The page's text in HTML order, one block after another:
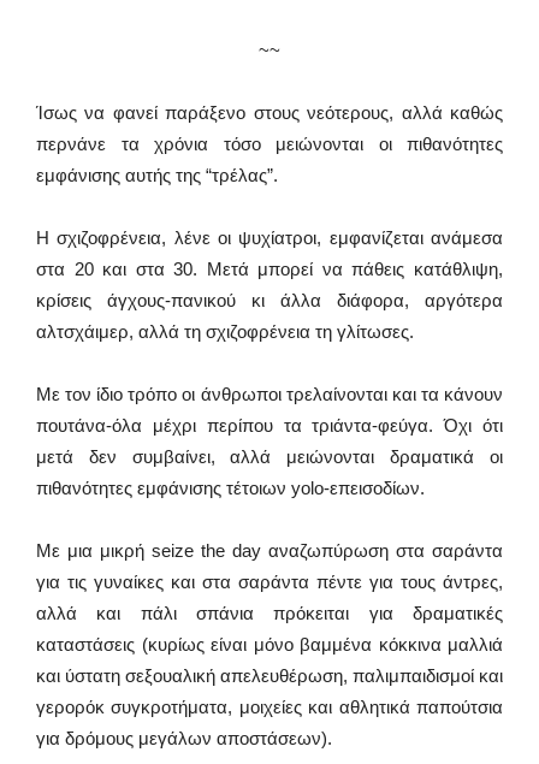
~~
Ίσως να φανεί παράξενο στους νεότερους, αλλά καθώς
περνάνε τα χρόνια τόσο μειώνονται οι πιθανότητες
εμφάνισης αυτής της “τρέλας”.
Η σχιζοφρένεια, λένε οι ψυχίατροι, εμφανίζεται ανάμεσα
στα 20 και στα 30. Μετά μπορεί να πάθεις κατάθλιψη,
κρίσεις άγχους-πανικού κι άλλα διάφορα, αργότερα
αλτσχάιμερ, αλλά τη σχιζοφρένεια τη γλίτωσες.
Με τον ίδιο τρόπο οι άνθρωποι τρελαίνονται και τα κάνουν
πουτάνα-όλα μέχρι περίπου τα τριάντα-φεύγα. Όχι ότι
μετά δεν συμβαίνει, αλλά μειώνονται δραματικά οι
πιθανότητες εμφάνισης τέτοιων yolo-επεισοδίων.
Με μια μικρή seize the day αναζωπύρωση στα σαράντα
για τις γυναίκες και στα σαράντα πέντε για τους άντρες,
αλλά και πάλι σπάνια πρόκειται για δραματικές
καταστάσεις (κυρίως είναι μόνο βαμμένα κόκκινα μαλλιά
και ύστατη σεξουαλική απελευθέρωση, παλιμπαιδισμοί και
γερορόκ συγκροτήματα, μοιχείες και αθλητικά παπούτσια
για δρόμους μεγάλων αποστάσεων).